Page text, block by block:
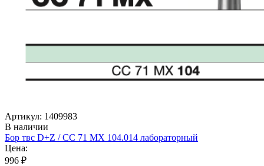
Артикул: 1409983
В наличии
Бор твс D+Z / CC 71 MX 104.014 лабораторный
Цена:
996 ₽